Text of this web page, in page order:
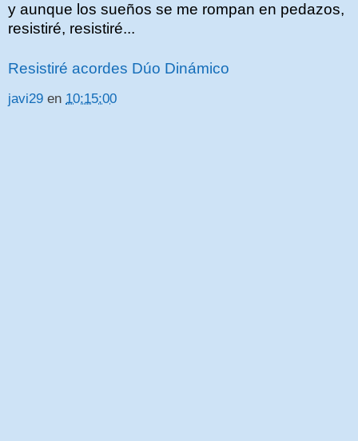
y aunque los sueños se me rompan en pedazos,
resistiré, resistiré...
Resistiré acordes Dúo Dinámico
javi29 en 10:15:00